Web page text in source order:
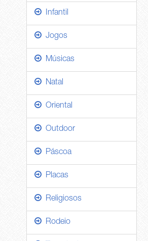
Infantil
Jogos
Músicas
Natal
Oriental
Outdoor
Páscoa
Placas
Religiosos
Rodeio